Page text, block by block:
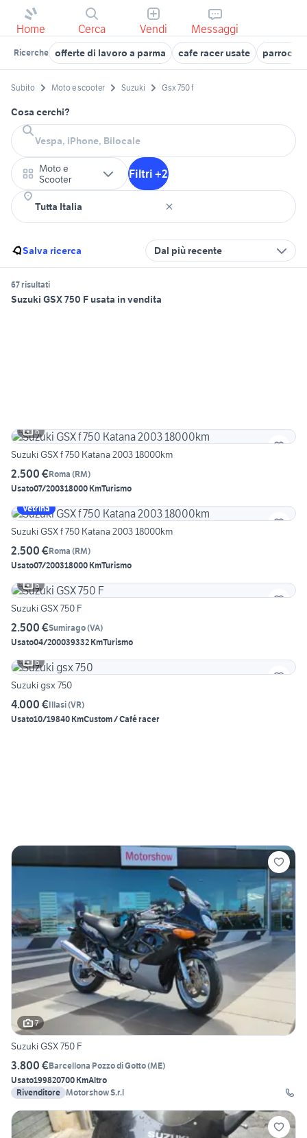
Home Cerca Vendi Messaggi
Ricerche offerte di lavoro a parma cafe racer usate
Subito Moto e scooter Suzuki Gsx 750 f
Cosa cerchi?
Moto e
Scooter
Filtri +2
Salva ricerca Dal più recente
67 risultati
Suzuki GSX 750 F usata in vendita
6
Suzuki GSX f 750 Katana 2003 18000km
2.500 €Roma (RM)
Usato07/200318000 KmTurismo
Vetrina
Suzuki GSX f 750 Katana 2003 18000km
2.500 €Roma (RM)
Usato07/200318000 KmTurismo
6
Suzuki GSX 750 F
2.500 €Sumirago(VA)
Usato04/200039332 KmTurismo
6
Suzuki gsx 750
4.000 €Illasi(VR)
Usato10/19840 KmCustom / Café racer
7
Suzuki GSX 750 F
3.800 €Barcellona Pozzo di Gotto(ME)
Usato199820700 KmAltro
Rivenditore Motorshow S.r.l